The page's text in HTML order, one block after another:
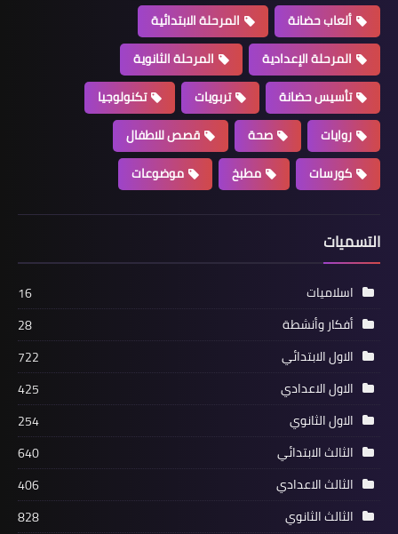
ألعاب حضانة
المرحلة الابتدائية
المرحلة الإعدادية
المرحلة الثانوية
تأسيس حضانة
تربويات
تكنولوجيا
روايات
صحة
قصص للاطفال
كورسات
مطبخ موضوعات
التسميات
اسلاميات
16
أفكار وأنشطة
28
الاول الابتدائي
722
الاول الاعدادي
425
الاول الثانوي
254
الثالث الابتدائي
640
الثالث الاعدادي
406
الثالث الثانوي
828